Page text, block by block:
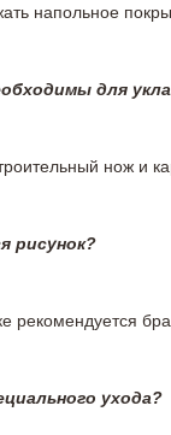
напольное
для
нож и
рисунок?
рекомендуется
ухода?